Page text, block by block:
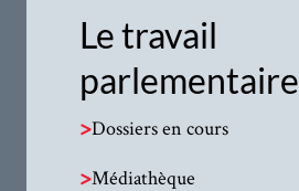
Le travail
parlementaire
>Dossiers en cours
>Médiathèque